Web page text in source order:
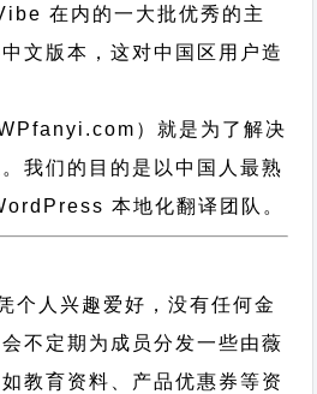
在内的一大批优秀的主
文版本，这对中国区用户造
） 就是为了解决
我们的目的是以中国人最熟
本地化翻译团队。
个人兴趣爱好，没有任何金
不定期为成员分发一些由薇
教育资料、产品优惠券等资